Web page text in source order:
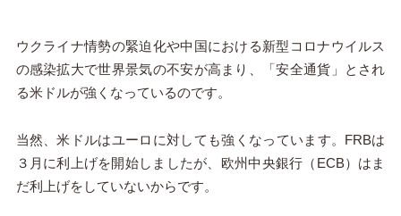
ウクライナ情勢の緊迫化や中国における新型コロナウイルス
の感染拡大で世界景気の不安が高まり、「安全通貨」とされ
る米ドルが強くなっているのです。
当然、米ドルはユーロに対しても強くなっています。 FRBは
３月に利上げを開始しましたが、欧州中央銀行（ ECB）はま
だ利上げをしていないからです。